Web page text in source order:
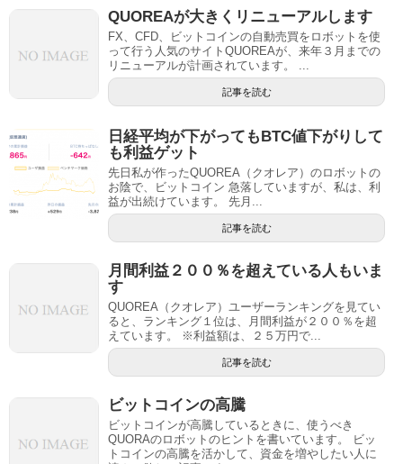
QUOREAが大きくリニューアルします
FX、CFD、ビットコインの自動売買をロボットを使
って行う人気のサイトQUOREAが、来年３月までの
リニューアルが計画されています。 ...
記事を読む
日経平均が下がってもBTC値下がりして
も利益ゲット
先日私が作ったQUOREA（クオレア）のロボットの
お陰で、ビットコイン 急落していますが、私は、利
益が出続けています。 先月...
記事を読む
月間利益２００％を超えている人もいま
す
QUOREA（クオレア）ユーザーランキングを見てい
ると、ランキング１位は、月間利益が２００％を超
えています。 ※利益額は、２５万円で...
記事を読む
ビットコインの高騰
ビットコインが高騰しているときに、使うべき
QUORAのロボットのヒントを書いています。 ビッ
トコインの高騰を活かして、資金を増やしたい人に